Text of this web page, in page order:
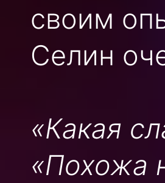
своим
Селин
«Какая
«Похожа